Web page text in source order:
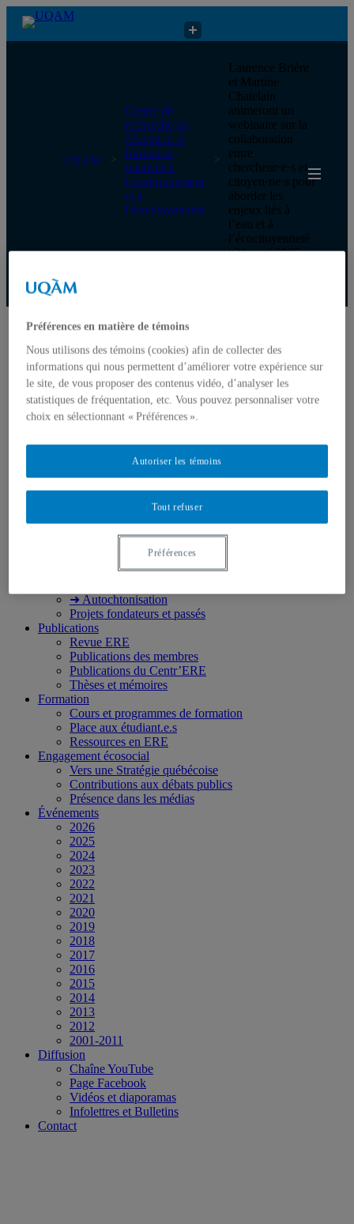
Centre de recherche en éducation et formation relatives à
UQAM
Centre de
recherche en
éducation et
formation
relatives à
l'environnement
et à
l'écocitoyenneté
Laurence Brière
et Martine
Chatelain
animeront un
webinaire sur la
collaboration
entre
chercheur·e·s et
citoyen·ne·s pour
aborder les
enjeux liés à
l’eau et à
l’écocitoyenneté
| 24 avril 2025
Centre de recherche en éducation et formation relatives à
Accueil
Qui nous sommes
Mission
Historique
Comité de direction
Membres
Chercheur.e.s associé.e.s
Chercheur.e.s émérites
Activités socio-scientifiques
Axes de recherche
1) Écocitoyenneté et justice
2) Prismes socioculturels
3) Art et créativité
➜ Autochtonisation
Projets fondateurs et passés
Publications
Revue ERE
Publications des membres
Publications du Centr’ERE
Thèses et mémoires
Formation
Cours et programmes de formation
Place aux étudiant.e.s
Ressources en ERE
Engagement écosocial
Vers une Stratégie québécoise
Contributions aux débats publics
Présence dans les médias
Événements
2026
2025
2024
2023
2022
2021
2020
2019
2018
2017
2016
2015
2014
2013
2012
2001-2011
Diffusion
Chaîne YouTube
Page Facebook
Vidéos et diaporamas
Infolettres et Bulletins
Contact
Préférences en matière de témoins
Nous utilisons des témoins (cookies) afin de collecter des
informations qui nous permettent d’améliorer votre expérience sur
le site, de vous proposer des contenus vidéo, d’analyser les
statistiques de fréquentation, etc. Vous pouvez personnaliser votre
choix en sélectionnant « Préférences ».
Tout refuser
Autoriser les témoins
Préférences